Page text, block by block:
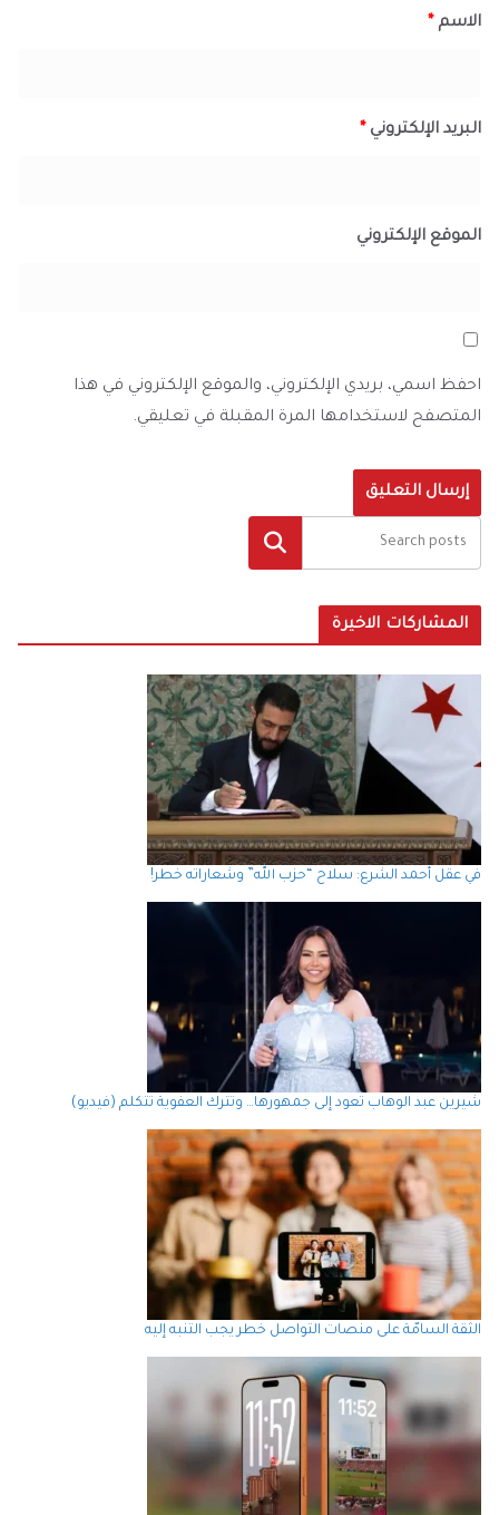
الاسم *
البريد الإلكتروني *
الموقع الإلكتروني
احفظ اسمي، بريدي الإلكتروني، والموقع الإلكتروني في هذا
المتصفح لاستخدامها المرة المقبلة في تعليقي.
البحث
المشاركات الاخيرة
في عقل أحمد الشرع: سلاح “حزب الله” وشعاراته خطر!
شيرين عبد الوهاب تعود إلى جمهورها… وتترك العفوية تتكلم (فيديو)
الثقة السامّة على منصات التواصل خطر يجب التنبه إليه